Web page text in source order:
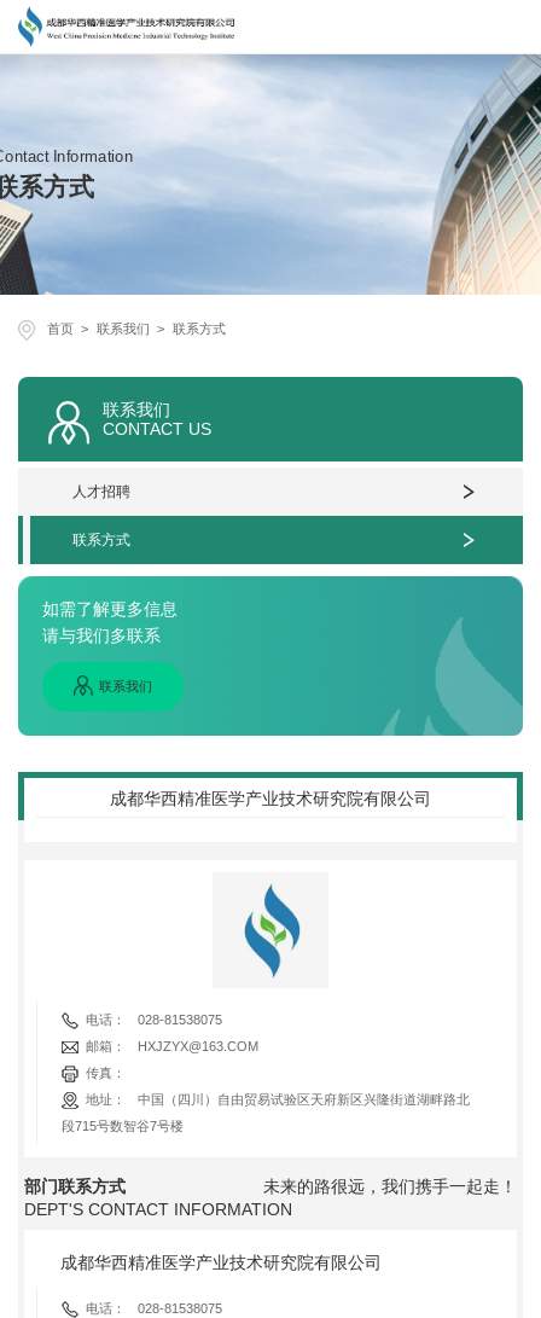
Information
系方式
首页 联系我们 联系方式
联系我们
CONTACT US
人才招聘
联系方式
如需了解更多信息
请与我们多联系
成都华西精准医学产业技术研究院有限公司
电话：
028-81538075
邮箱：
HXJZYX@163.COM
传真：
地址：
中国（四川）自由贸易试验区天府新区兴隆街道湖畔路北
段715号数智谷7号楼
未来的路很远，我们携手一起走！
部门联系方式
DEPT'S CONTACT INFORMATION
成都华西精准医学产业技术研究院有限公司
电话：
028-81538075